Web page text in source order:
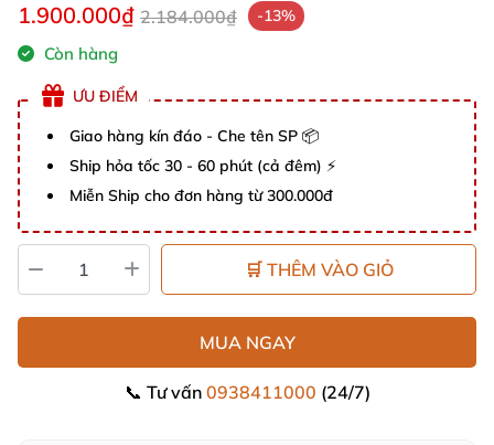
1.900.000₫ 2.184.000₫ -13%
Còn hàng
ƯU ĐIỂM
Giao hàng kín đáo - Che tên SP 📦
Ship hỏa tốc 30 - 60 phút (cả đêm) ⚡
Miễn Ship cho đơn hàng từ 300.000đ
🛒 THÊM VÀO GIỎ
MUA NGAY
📞 Tư vấn 0938411000 (24/7)